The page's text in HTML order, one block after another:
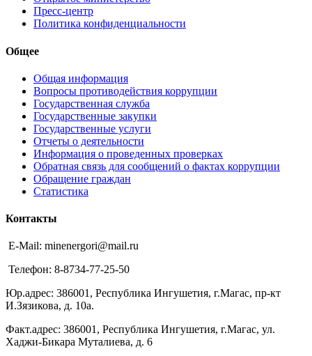
Пресс-центр
Политика конфиденциальности
Общее
Общая информация
Вопросы противодействия коррупции
Государственная служба
Государственные закупки
Государственные услуги
Отчеты о деятельности
Информация о проведенных проверках
Обратная связь для сообщений о фактах коррупции
Обращение граждан
Статистика
Контакты
E-Mail: minenergori@mail.ru
Телефон: 8-8734-77-25-50
Юр.адрес: 386001, Республика Ингушетия, г.Магас, пр-кт
И.Зязикова, д. 10а.
Факт.адрес: 386001, Республика Ингушетия, г.Магас, ул.
Хаджи-Бикара Муталиева, д. 6